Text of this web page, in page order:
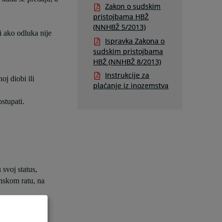
ako odluka nije
diobi ili
status,
ratu, na
na temelju
Zakon o sudskim
pristojbama HBŽ
(NNHBŽ 5/2013)
Ispravka Zakona o
sudskim pristojbama
HBŽ (NNHBŽ 8/2013)
Instrukcije za
plaćanje iz inozemstva